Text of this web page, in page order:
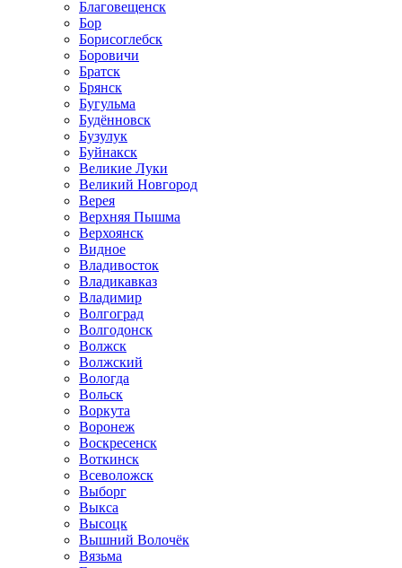
Благовещенск
Бор
Борисоглебск
Боровичи
Братск
Брянск
Бугульма
Будённовск
Бузулук
Буйнакск
Великие Луки
Великий Новгород
Верея
Верхняя Пышма
Верхоянск
Видное
Владивосток
Владикавказ
Владимир
Волгоград
Волгодонск
Волжск
Волжский
Вологда
Вольск
Воркута
Воронеж
Воскресенск
Воткинск
Всеволожск
Выборг
Выкса
Высоцк
Вышний Волочёк
Вязьма